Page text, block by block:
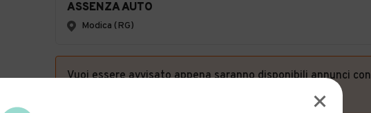
ASSENZA AUTO
Modica (RG)
Vuoi essere avvisato appena saranno disponibili annunci con